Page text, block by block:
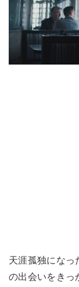
天涯孤独になっ
の出会いをきっ